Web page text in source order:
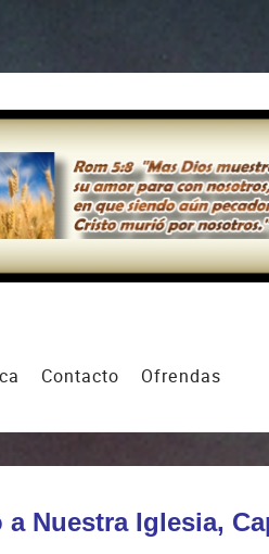
Contacto Ofrendas
a Nuestra Iglesia,